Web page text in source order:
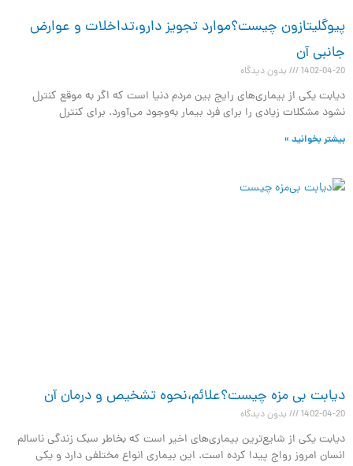
پیوگلیتازون چیست؟موارد تجویز دارو،تداخلات و عوارض
جانبی آن
1402-04-20 بدون دیدگاه
دیابت یکی از بیماری‌های رایج بین مردم دنیا است که اگر به موقع کنترل
نشود مشکلات زیادی را برای فرد بیمار به‌وجود می‌آورد. برای کنترل
بیشتر بخوانید »
دیابت بی مزه چیست؟علائم،نحوه تشخیص و درمان آن
1402-04-20 بدون دیدگاه
دیابت یکی از شایع‌ترین بیماری‌های اخیر است که بخاطر سبک زندگی ناسالم
انسان امروز رواج پیدا کرده است. این بیماری انواع مختلفی دارد و یکی